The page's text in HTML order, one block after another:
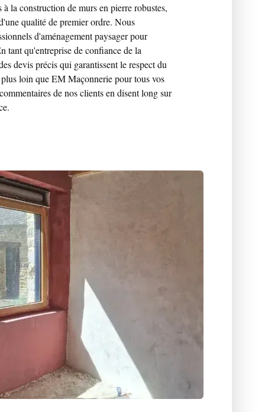
la construction de murs en pierre robustes,
qualité de premier ordre. Nous
d'aménagement paysager pour
tant qu'entreprise de confiance de la
devis précis qui garantissent le respect du
loin que EM Maçonnerie pour tous vos
de nos clients en disent long sur